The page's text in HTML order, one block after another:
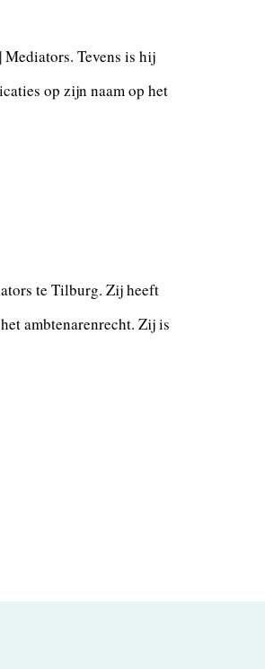
Mediators. Tevens is hij
op zijn naam op het
te Tilburg. Zij heeft
ambtenarenrecht. Zij is